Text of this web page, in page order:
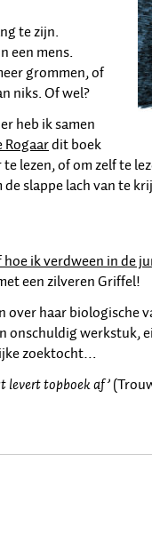
te zijn.
een mens.
grommen, of
niks. Of wel?
heb ik samen
Rogaardit boek
lezen, of om zelf te
de slappe lach van te
ik verdween in de
een zilveren Griffel!
over haar biologische
onschuldig werkstuk,
zoektocht…
levert topboek af’